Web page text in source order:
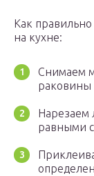
Как
на кухне:
Снимаем
раковины
Нарезаем
равными